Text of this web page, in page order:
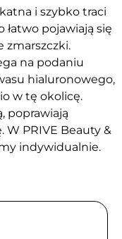
i szybko traci
łatwo pojawiają się
zmarszczki.
na podaniu
hialuronowego,
w tę okolicę.
poprawiają
W PRIVE Beauty &
indywidualnie.